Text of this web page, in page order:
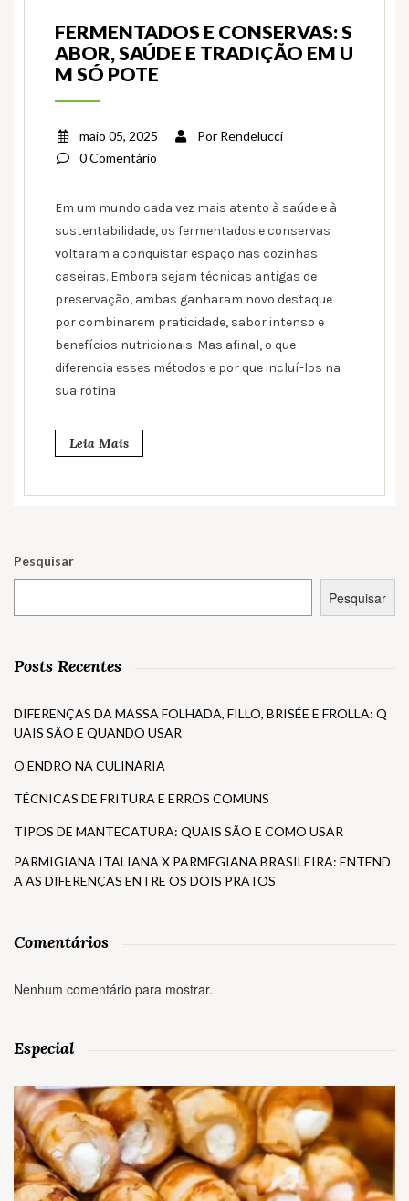
FERMENTADOS E CONSERVAS: S
ABOR, SAÚDE E TRADIÇÃO EM U
M SÓ POTE
maio 05, 2025 Por Rendelucci
0 Comentário
Em um mundo cada vez mais atento à saúde e à
sustentabilidade, os fermentados e conservas
voltaram a conquistar espaço nas cozinhas
caseiras. Embora sejam técnicas antigas de
preservação, ambas ganharam novo destaque
por combinarem praticidade, sabor intenso e
benefícios nutricionais. Mas afinal, o que
diferencia esses métodos e por que incluí-los na
sua rotina
Leia Mais
Pesquisar
Pesquisar
Posts Recentes
DIFERENÇAS DA MASSA FOLHADA, FILLO, BRISÉE E FROLLA: Q
UAIS SÃO E QUANDO USAR
O ENDRO NA CULINÁRIA
TÉCNICAS DE FRITURA E ERROS COMUNS
TIPOS DE MANTECATURA: QUAIS SÃO E COMO USAR
PARMIGIANA ITALIANA X PARMEGIANA BRASILEIRA: ENTEND
A AS DIFERENÇAS ENTRE OS DOIS PRATOS
Comentários
Nenhum comentário para mostrar.
Especial